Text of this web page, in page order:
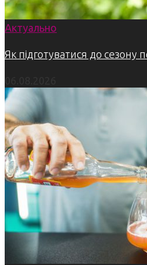
Актуально
Як підготуватися до сезону